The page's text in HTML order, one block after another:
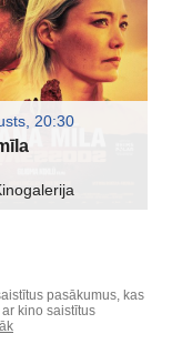
20:30
pasākumus, kas
kino saistītus